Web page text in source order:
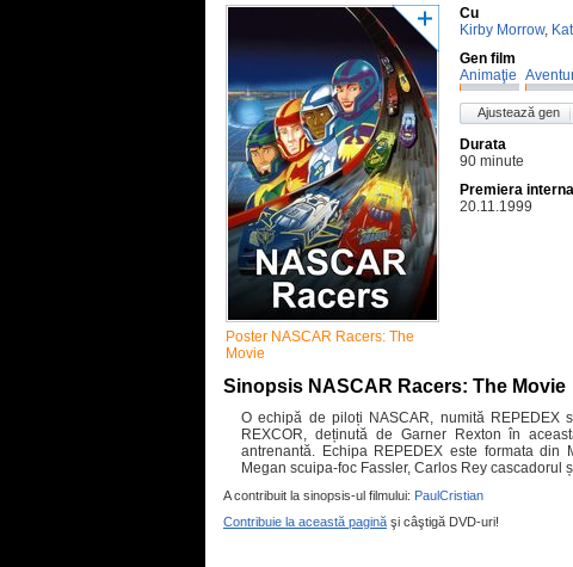
Poster NASCAR Racers: The
Movie
Cu
Kirby Morrow,
Gen film
Animaţie
Ajustează gen
Durata
90 minute
Premiera
20.11.1999
Sinopsis NASCAR Racers: The Movie
O echipă de piloți NASCAR, numită REPEDEX
REXCOR, deținută de Garner Rexton în
antrenantă. Echipa REPEDEX este formata din
Megan scuipa-foc Fassler, Carlos Rey cascadorul
A contribuit la sinopsis-ul filmului: PaulCristian
Contribuie la această pagină şi câştigă DVD-uri!